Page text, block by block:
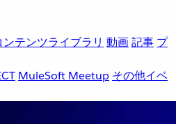
ンテンツライブラリ 動画記事 プ
MuleSoft Meetup その他イベ